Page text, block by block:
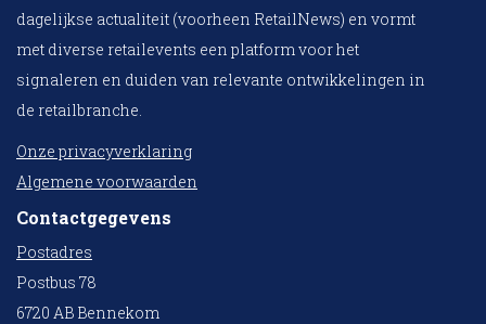
dagelijkse actualiteit (voorheen RetailNews) en vormt
met diverse retailevents een platform voor het
signaleren en duiden van relevante ontwikkelingen in
de retailbranche.
Onze privacyverklaring
Algemene voorwaarden
Contactgegevens
Postadres
Postbus 78
6720 AB Bennekom